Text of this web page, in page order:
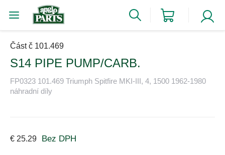
Část č 101.469
S14 PIPE PUMP/CARB.
FP0323 101.469 Triumph Spitfire MKI-III, 4, 1500 1962-1980
náhradní díly
€ 25.29 Bez DPH